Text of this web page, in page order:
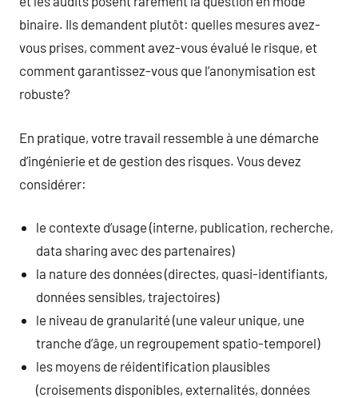
binaire. Ils demandent plutôt: quelles mesures avez-
vous prises, comment avez-vous évalué le risque, et
comment garantissez-vous que l’anonymisation est
robuste?
En pratique, votre travail ressemble à une démarche
d’ingénierie et de gestion des risques. Vous devez
considérer:
le contexte d’usage (interne, publication, recherche,
data sharing avec des partenaires)
la nature des données (directes, quasi-identifiants,
données sensibles, trajectoires)
le niveau de granularité (une valeur unique, une
tranche d’âge, un regroupement spatio-temporel)
les moyens de réidentification plausibles
(croisements disponibles, externalités, données